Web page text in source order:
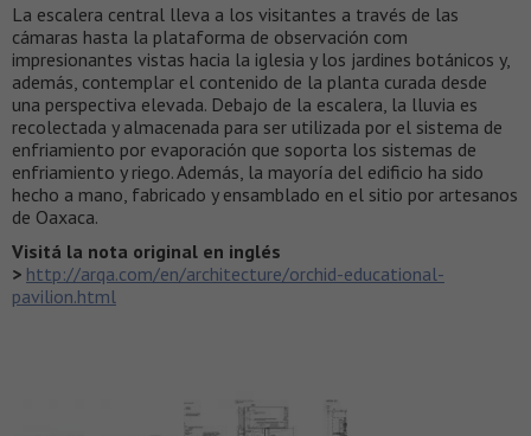
La escalera central lleva a los visitantes a través de las
cámaras hasta la plataforma de observación com
impresionantes vistas hacia la iglesia y los jardines botánicos y,
además, contemplar el contenido de la planta curada desde
una perspectiva elevada. Debajo de la escalera, la lluvia es
recolectada y almacenada para ser utilizada por el sistema de
enfriamiento por evaporación que soporta los sistemas de
enfriamiento y riego. Además, la mayoría del edificio ha sido
hecho a mano, fabricado y ensamblado en el sitio por artesanos
de Oaxaca.
Visitá la nota original en inglés
> http://arqa.com/en/architecture/orchid-educational-
pavilion.html